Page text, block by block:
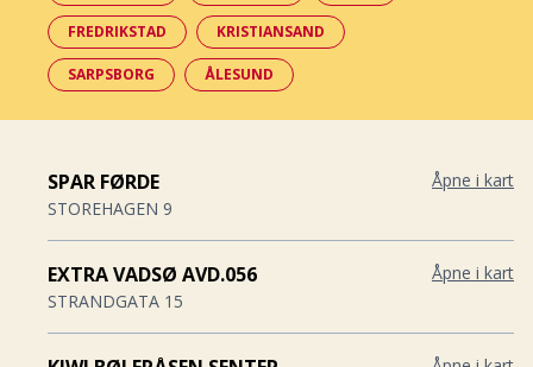
FREDRIKSTAD KRISTIANSAND
SARPSBORG ÅLESUND
SPAR FØRDE
STOREHAGEN 9
Åpne i kart
EXTRA VADSØ AVD.056
STRANDGATA 15
Åpne i kart